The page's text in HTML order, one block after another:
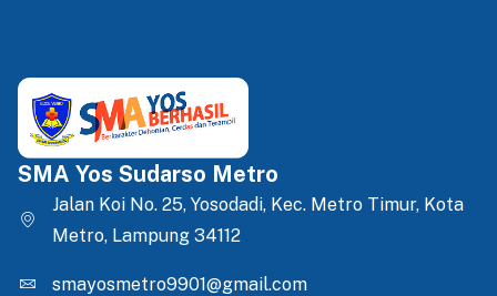
SMA Yos Sudarso Metro
Jalan Koi No. 25, Yosodadi, Kec. Metro Timur, Kota
Metro, Lampung 34112
smayosmetro9901@gmail.com